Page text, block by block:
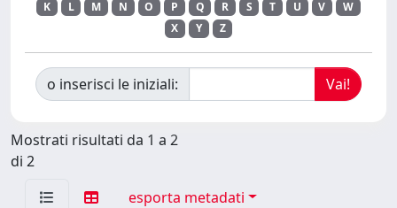
K
L M N O P Q R S T U V
W
X
Y Z
o inserisci le iniziali:
Mostrati risultati da 1 a 2
di 2
esporta metadati